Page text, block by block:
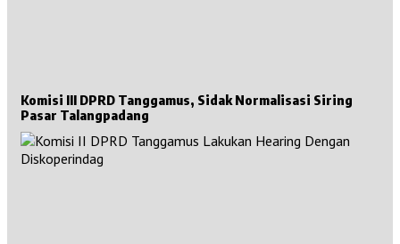
Komisi III DPRD Tanggamus, Sidak Normalisasi Siring
Pasar Talangpadang